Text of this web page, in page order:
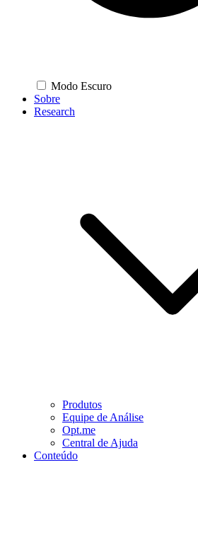
Modo Escuro
Sobre
Research
Produtos
Equipe de Análise
Opt.me
Central de Ajuda
Conteúdo